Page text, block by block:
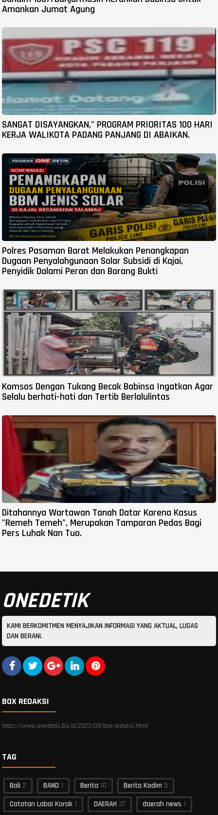
Amankan Jumat Agung
SANGAT DISAYANGKAN," PROGRAM PRIORITAS 100 HARI
KERJA WALIKOTA PADANG PANJANG DI ABAIKAN.
Polres Pasaman Barat Melakukan Penangkapan
Dugaan Penyalahgunaan Solar Subsidi di Kajai,
Penyidik Dalami Peran dan Barang Bukti
Komsos Dengan Tukang Becak Babinsa Ingatkan Agar
Selalu berhati-hati dan Tertib Berlalulintas
Ditahannya Wartawan Tanah Datar Karena Kasus
"Remeh Temeh", Merupakan Tamparan Pedas Bagi
Pers Luhak Nan Tuo.
ONEDETIK
KAMI BERKOMITMEN MENYAJIKAN INFORMASI YANG AKTUAL, LUGAS
DAN BERANI.
BOX REDAKSI
https://www.onedetik.biz.id/2022/09/box-redaksi.html
TAG
Bali 2 BAND 1 Berita 10 Berita Kodim 5
Catatan Labai Korok 1 DAERAH 37 daerah news 1